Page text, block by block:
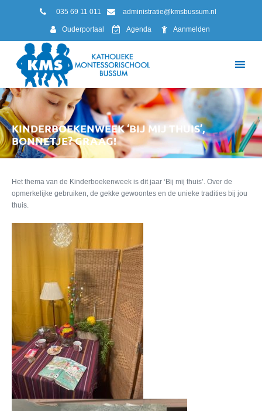
035 69 11 011 administratie@kmsbussum.nl
Ouderportaal Agenda Aanmelden
KINDERBOEKENWEEK ‘BIJ MIJ THUIS’,
BONNETJE? GRAAG!
Het thema van de Kinderboekenweek is dit jaar ‘Bij mij thuis’. Over de
opmerkelijke gebruiken, de gekke gewoontes en de unieke tradities bij jou
thuis.